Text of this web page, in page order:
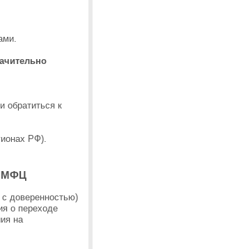
обратиться к
РФ).
МФЦ
доверенностью)
о переходе
на